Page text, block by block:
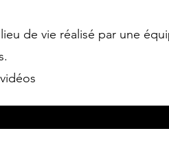
de vie réalisé par une